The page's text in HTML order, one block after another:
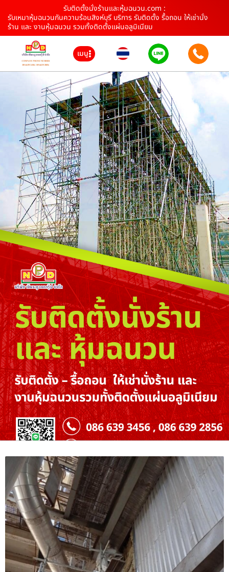
รับติดตั้งนั่งร้านและหุ้มฉนวน.com :
รับเหมาหุ้มฉนวนกันความร้อนสิงห์บุรี บริการ รับติดตั้ง รื้อถอน ให้เช่านั่ง
ร้าน และ งานหุ้มฉนวน รวมทั้งติดตั้งแผ่นอลูมิเนียม
เมนู